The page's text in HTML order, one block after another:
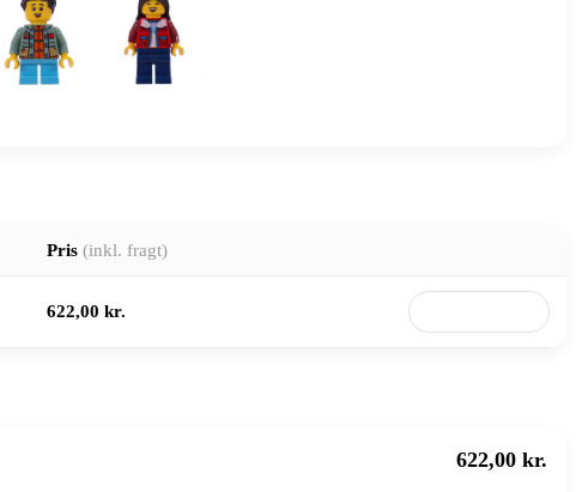
Pris (inkl. fragt)
622,00 kr.
622,00 kr.